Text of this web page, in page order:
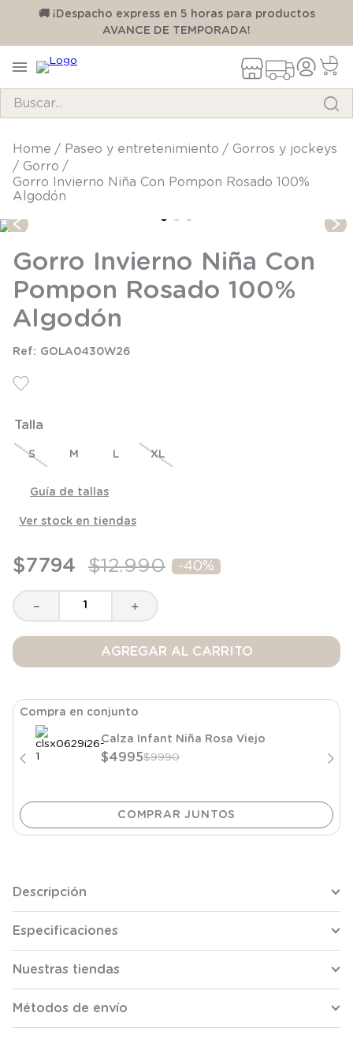
🚚 ¡Despacho express en 5 horas para productos
AVANCE DE TEMPORADA!
paseo y entretenimiento
gorros y jockeys
gorro
Gorro Invierno Niña Con Pompon Rosado 100%
Algodón
Gorro Invierno Niña Con
Pompon Rosado 100%
Algodón
GOLA0430W26
Talla
S M L XL
Guía de tallas
Ver stock en tiendas
$7794 $12.990 -40%
＋
－
AGREGAR AL CARRITO
Compra en conjunto
Calza Infant Niña Rosa Viejo
$4995$9990
Descripción
Especificaciones
Nuestras tiendas
Métodos de envío
TÉRMINOS MÁS BUSCADOS
1.
pijama
2.
calcetines
4.
body
5.
manta
.
panty
10.